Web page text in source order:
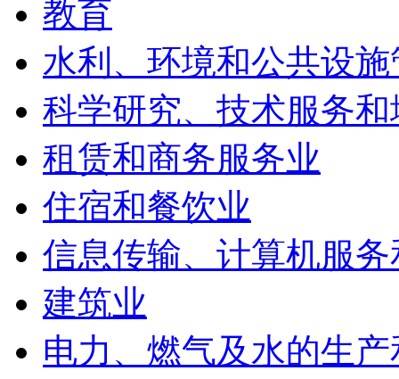
教育
水利、环境和公共设
科学研究、技术服务
租赁和商务服务业
住宿和餐饮业
信息传输、计算机服
建筑业
电力、燃气及水的生